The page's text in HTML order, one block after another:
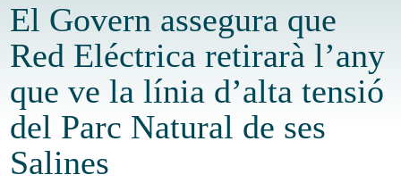
El Govern assegura que
Red Eléctrica retirarà l’any
que ve la línia d’alta tensió
del Parc Natural de ses
Salines